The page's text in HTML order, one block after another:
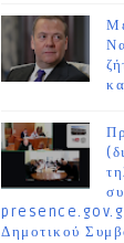
Δημοτικού